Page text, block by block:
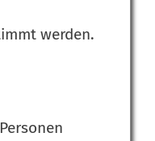
werden.